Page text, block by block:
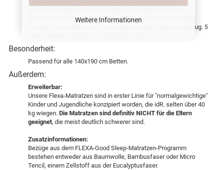
Weitere Informationen
wachsende Kind sorgt. Sobald das Kind mehr als 40 kg wiegt,
wenden Sie die Matratze. Wasserabweisender Vliesinnenbezug. 5
Besonderheit:
Passend für alle 140x190 cm Betten.
Außerdem:
Erweiterbar:
Unsere Flexa-Matratzen sind in erster Linie für "normalgewichtige"
Kinder und Jugendliche konzipiert worden, die idR. selten über 40
kg wiegen. Die Matratzen sind definitiv NICHT für die Eltern
geeignet, die meist deutlich schwerer sind.
Zusatzinformationen:
Bezüge aus dem FLEXA-Good Sleep-Matratzen-Programm
bestehen entweder aus Baumwolle, Bambusfaser oder Micro
Tencil, einem Zellstoff aus der Eucalyptusfaser.